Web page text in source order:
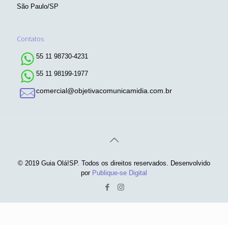
São Paulo/SP
Contatos
55 11 98730-4231
55 11 98199-1977
comercial@objetivacomunicamidia.com.br
© 2019 Guia Olá!SP. Todos os direitos reservados. Desenvolvido
por Publique-se Digital